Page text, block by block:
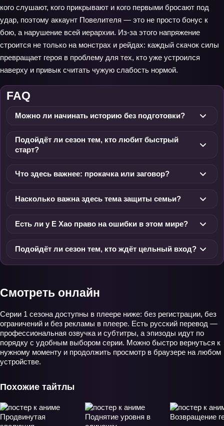
кого слушают, кого прикрывают и кого первыми бросают под
удар, поэтому аккаунт Повелителя — это не просто бонус к
бою, а нарушение всей иерархии. Из-за этого напряжение
строится не только на монстрах и рейдах: каждый скачок силы
превращает героя в проблему для тех, кто уже устроился
наверху и привык считать чужую слабость нормой.
FAQ
Можно ли начинать историю без подготовки?
Подойдёт ли сезон тем, кто любит быстрый
старт?
Что здесь важнее: прокачка или заговор?
Насколько важна здесь тема защиты семьи?
Есть ли у Е Хао право на ошибки в этом мире?
Подойдёт ли сезон тем, кто ждёт цельный вход?
Смотреть онлайн
Серии 1 сезона доступны в плеере ниже: без регистрации, без
ограничений и без рекламы в плеере. Есть русский перевод —
профессиональная озвучка и субтитры, а эпизоды идут по
порядку с удобным выбором серии. Можно быстро вернуться к
нужному моменту и продолжить просмотр в браузере на любом
устройстве.
Похожие тайтлы